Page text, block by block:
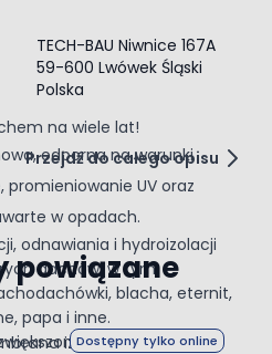
stare powierzchnie.
łączy w sobie funkcjonalność,
na wiele lat!
odporna na warunki
UV oraz
w opadach.
odnawiania i hydroizolacji
dachów, w tym:
blacha, eternit,
papa i inne.
gęstości.
TECH-BAU Niwnice 167A
59-600 Lwówek Śląski
Polska
Przejdź do całego opisu
powiązane
of the carousel is
Dostępny tylko online